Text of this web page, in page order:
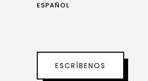
ESPAÑOL
ESCRÍBENOS